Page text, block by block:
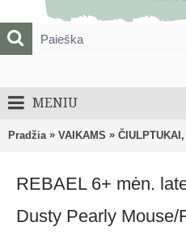
MENIU
Pradžia » VAIKAMS »
REBAEL 6+ mėn.
Dusty Pearly